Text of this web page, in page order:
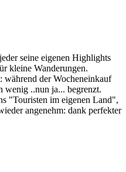
seine eigenen Highlights
kleine Wanderungen.
während der Wocheneinkauf
wenig ..nun ja... begrenzt.
"Touristen im eigenen Land",
angenehm: dank perfekter